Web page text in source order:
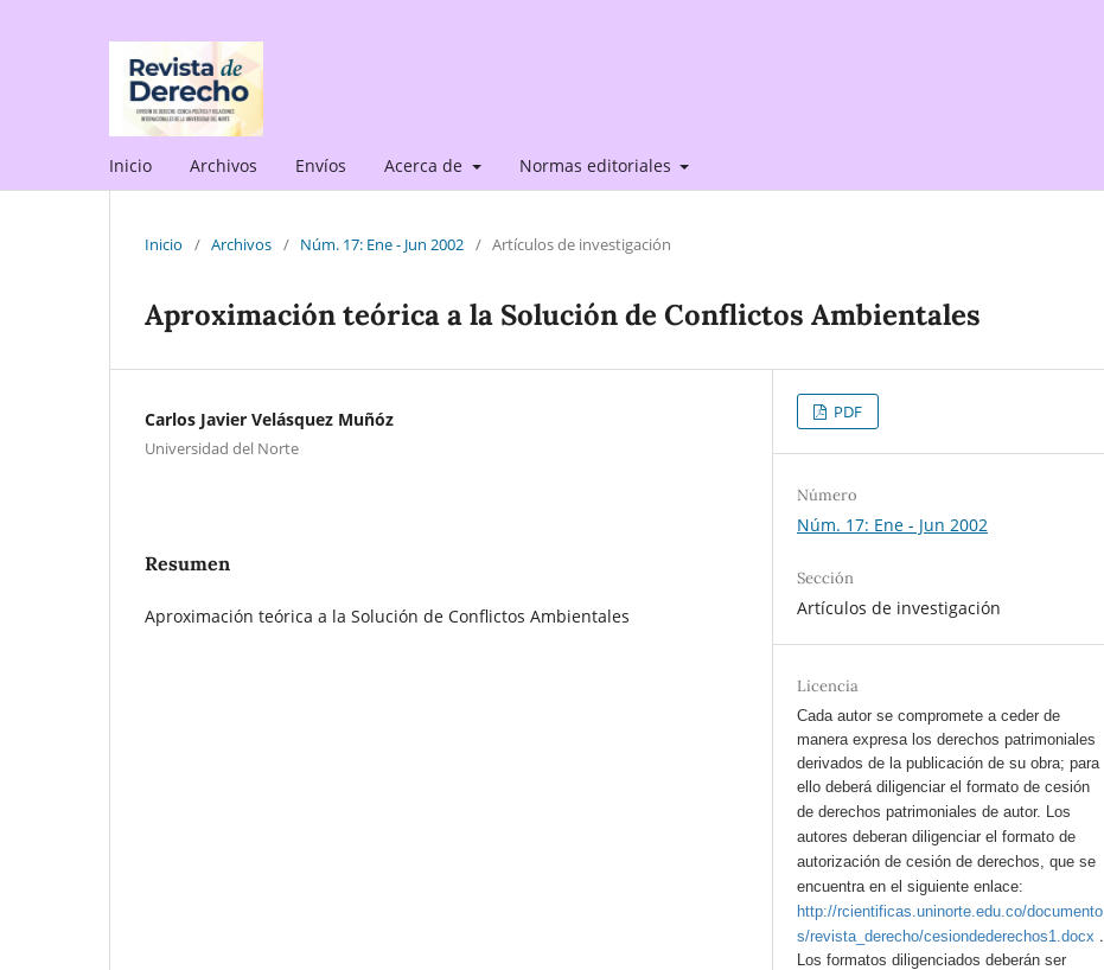
Inicio Archivos Envíos Acerca de Normas editoriales
Inicio / Archivos / Núm. 17: Ene - Jun 2002 / Artículos de investigación
Aproximación teórica a la Solución de Conflictos Ambientales
Carlos Javier Velásquez Muñóz
Universidad del Norte
Resumen
Aproximación teórica a la Solución de Conflictos Ambientales
PDF
Número
Núm. 17: Ene - Jun 2002
Sección
Artículos de investigación
Licencia
Cada autor se compromete a ceder de
manera expresa los derechos patrimoniales
derivados de la publicación de su obra; para
ello deberá diligenciar el formato de cesión
de derechos patrimoniales de autor.
Los
autores deberan diligenciar el formato de
autorización de cesión de derechos, que se
encuentra en el siguiente enlace:
http://rcientificas.uninorte.edu.co/documento
s/revista_derecho/cesiondederechos1.docx .
Los formatos diligenciados deberán ser